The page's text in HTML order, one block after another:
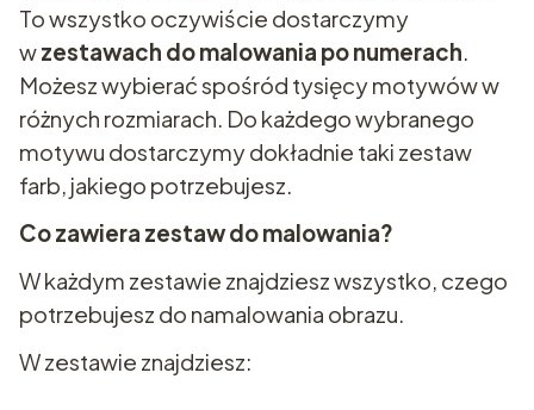
To wszystko oczywiście dostarczymy
wzestawach do malowania po numerach.
Możesz wybierać spośród tysięcy motywów w
różnych rozmiarach. Do każdego wybranego
motywu dostarczymy dokładnie taki zestaw
farb, jakiego potrzebujesz.
Co zawiera zestaw do malowania?
W każdym zestawie znajdziesz wszystko, czego
potrzebujesz do namalowania obrazu.
W zestawie znajdziesz: